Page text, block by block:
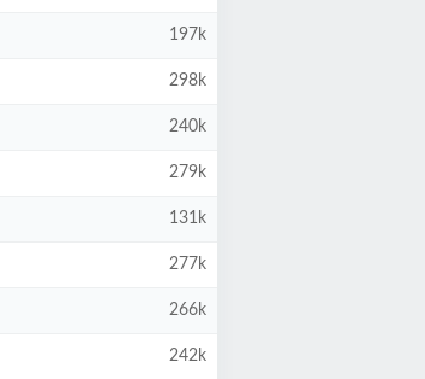
197k
298k
240k
279k
131k
277k
266k
242k